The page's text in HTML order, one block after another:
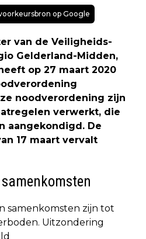
op Google
van de Veiligheids-
Gelderland-Midden,
op 27 maart 2020
noodverordening zijn
verwerkt, die
aangekondigd. De
17 maart vervalt
samenkomsten zijn tot
Uitzondering